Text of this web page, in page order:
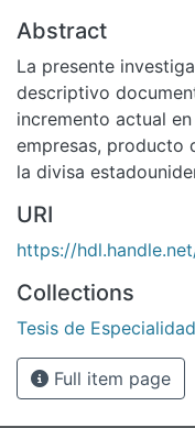
Abstract
La presente
descriptivo
incremento actual
empresas, producto
la divisa
URI
https://
Collections
Tesis de
Full item page